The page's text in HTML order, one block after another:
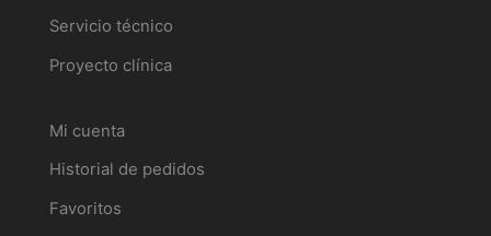
Servicio técnico
Proyecto clínica
Mi cuenta
Historial de pedidos
Favoritos